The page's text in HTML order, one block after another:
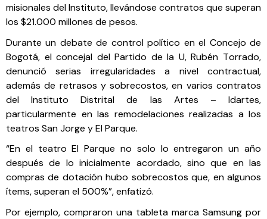
misionales del Instituto, llevándose contratos que superan
los $21.000 millones de pesos.
Durante un debate de control político en el Concejo de
Bogotá, el concejal del Partido de la U, Rubén Torrado,
denunció serias irregularidades a nivel contractual,
además de retrasos y sobrecostos, en varios contratos
del Instituto Distrital de las Artes – Idartes,
particularmente en las remodelaciones realizadas a los
teatros San Jorge y El Parque.
“En el teatro El Parque no solo lo entregaron un año
después de lo inicialmente acordado, sino que en las
compras de dotación hubo sobrecostos que, en algunos
ítems, superan el 500%”, enfatizó.
Por ejemplo, compraron una tableta marca Samsung por